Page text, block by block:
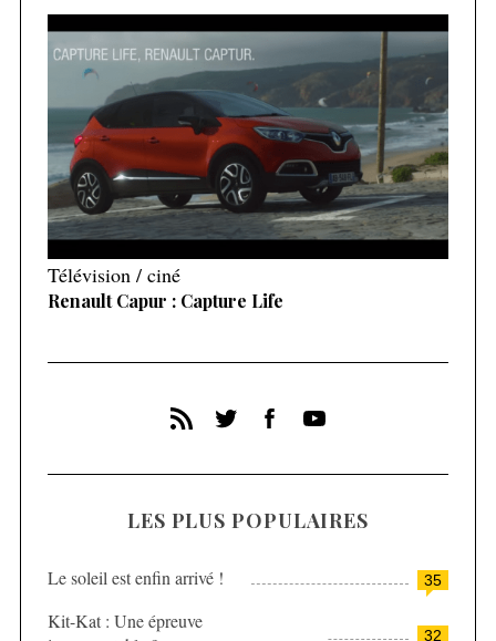
Télévision / ciné
Renault Capur : Capture Life
LES PLUS POPULAIRES
35
Le soleil est enfin arrivé !
32
Kit-Kat : Une épreuve